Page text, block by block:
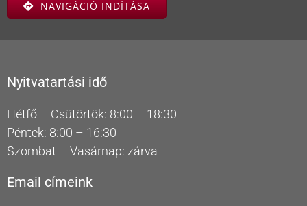
NAVIGÁCIÓ INDÍTÁSA
Nyitvatartási idő
Hétfő – Csütörtök: 8:00 – 18:30
Péntek: 8:00 – 16:30
Szombat – Vasárnap: zárva
Email címeink